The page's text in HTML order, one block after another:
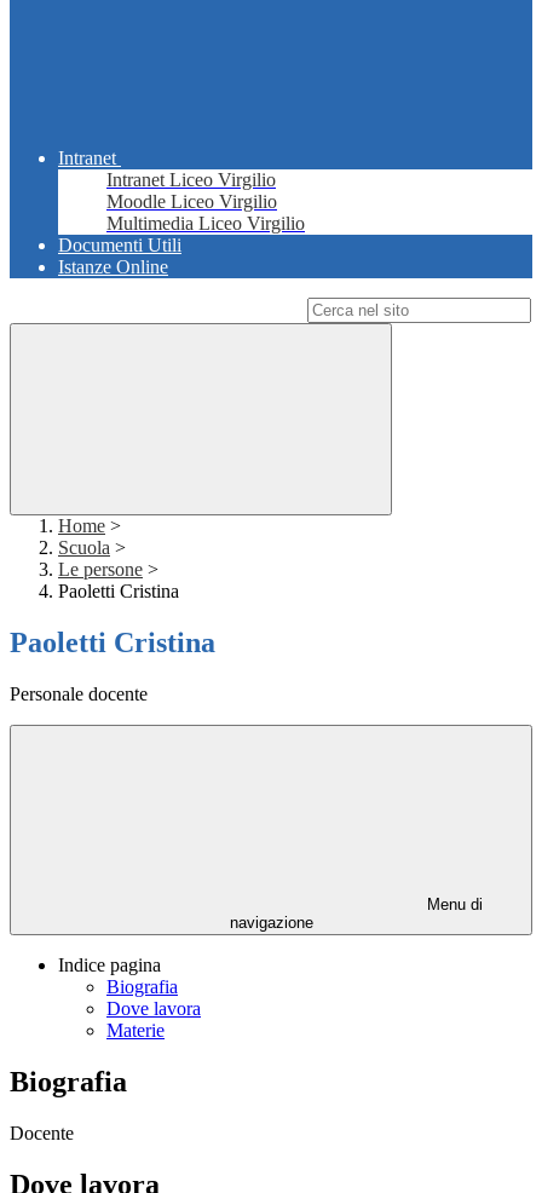
Intranet
Intranet Liceo Virgilio
Moodle Liceo Virgilio
Multimedia Liceo Virgilio
Documenti Utili
Istanze Online
Home >
Scuola >
Le persone >
Paoletti Cristina
Paoletti Cristina
Personale docente
Menu di
navigazione
Indice pagina
Biografia
Dove lavora
Materie
Biografia
Docente
Dove lavora